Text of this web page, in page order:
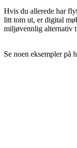
Hvis du allerede har
litt tom ut, er digital
miljøvennlig alternativ
Se noen eksempler på